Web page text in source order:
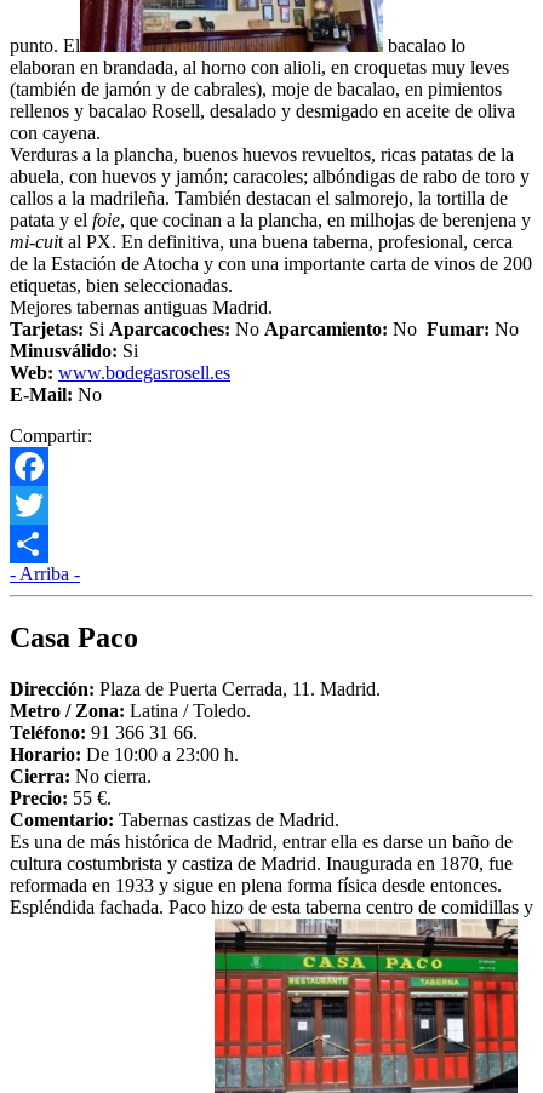
punto. El
bacalao lo
elaboran en brandada, al horno con alioli, en croquetas muy leves
(también de jamón y de cabrales), moje de bacalao, en pimientos
rellenos y bacalao Rosell, desalado y desmigado en aceite de oliva
con cayena.
Verduras a la plancha, buenos huevos revueltos, ricas patatas de la
abuela, con huevos y jamón; caracoles; albóndigas de rabo de toro y
callos a la madrileña. También destacan el salmorejo, la tortilla de
patata y el foie, que cocinan a la plancha, en milhojas de berenjena y
mi-cuit al PX. En definitiva, una buena taberna, profesional, cerca
de la Estación de Atocha y con una importante carta de vinos de 200
etiquetas, bien seleccionadas.
Mejores tabernas antiguas Madrid.
Tarjetas: Si Aparcacoches: No Aparcamiento: No Fumar: No
Minusválido: Si
Web: www.bodegasrosell.es
E-Mail: No
Compartir:
Facebook
Twitter
Compartir
- Arriba -
Casa Paco
Dirección: Plaza de Puerta Cerrada, 11. Madrid.
Metro / Zona: Latina / Toledo.
Teléfono: 91 366 31 66.
Horario: De 10:00 a 23:00 h.
Cierra: No cierra.
Precio: 55 €.
Comentario: Tabernas castizas de Madrid.
Es una de más histórica de Madrid, entrar ella es darse un baño de
cultura costumbrista y castiza de Madrid. Inaugurada en 1870, fue
reformada en 1933 y sigue en plena forma física desde entonces.
Espléndida fachada. Paco hizo de esta taberna centro de comidillas y